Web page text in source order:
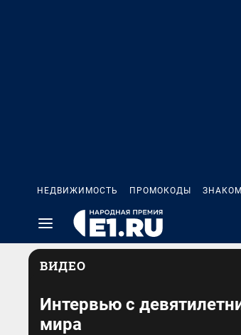
НЕДВИЖИМОСТЬ ПРОМОКОДЫ
ВИДЕО
Интервью с
мира